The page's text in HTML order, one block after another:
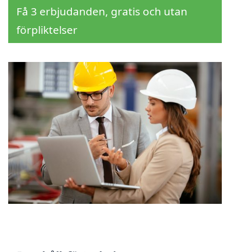
Få 3 erbjudanden, gratis och utan
förpliktelser